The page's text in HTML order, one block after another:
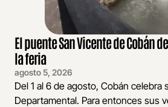
El puente San Vicente de Cobán
la feria
agosto 5, 2026
Del 1 al 6 de agosto, Cobán celebra
Departamental. Para entonces sus